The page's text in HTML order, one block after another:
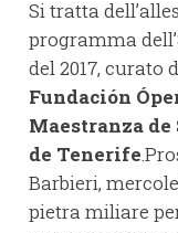
Si tratta
programma
del 2017, curato
Fundación
Maestranza
de Tenerife
Barbieri,
pietra miliare